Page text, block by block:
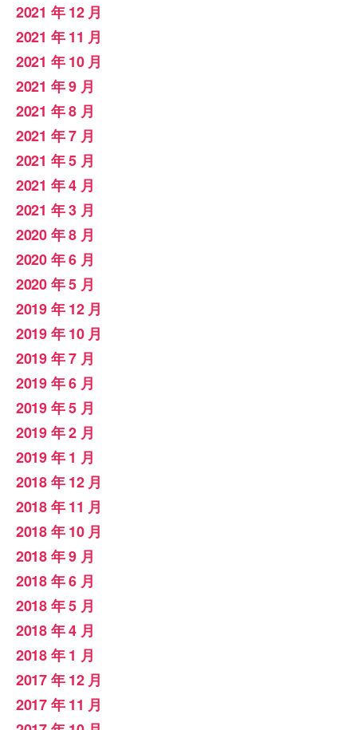
2021 年 12 月
2021 年 11 月
2021 年 10 月
2021 年 9 月
2021 年 8 月
2021 年 7 月
2021 年 5 月
2021 年 4 月
2021 年 3 月
2020 年 8 月
2020 年 6 月
2020 年 5 月
2019 年 12 月
2019 年 10 月
2019 年 7 月
2019 年 6 月
2019 年 5 月
2019 年 2 月
2019 年 1 月
2018 年 12 月
2018 年 11 月
2018 年 10 月
2018 年 9 月
2018 年 6 月
2018 年 5 月
2018 年 4 月
2018 年 1 月
2017 年 12 月
2017 年 11 月